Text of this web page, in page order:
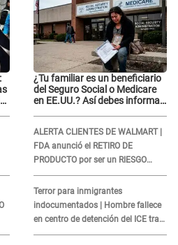
¿Tu familiar es un beneficiario
del Seguro Social o Medicare
en EE.UU.? Así debes informar
ALERTA CLIENTES DE WALMART |
FDA anunció el RETIRO DE
PRODUCTO por ser un RIESGO
MORTAL para consumidores: ¿Cuál
es?
Terror para inmigrantes
indocumentados | Hombre fallece
en centro de detención del ICE tras
sufrir una "emergencia médica"